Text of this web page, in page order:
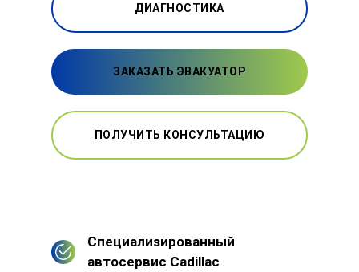
ДИАГНОСТИКА
ЗАКАЗАТЬ ЭВАКУАТОР
ПОЛУЧИТЬ КОНСУЛЬТАЦИЮ
Специализированный
автосервис Cadillac